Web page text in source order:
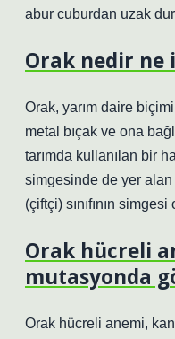
abur cuburdan uzak
Orak nedir ne
Orak, yarım daire
metal bıçak ve ona
tarımda kullanılan bir
simgesinde de yer
(çiftçi) sınıfının simgesi
Orak hücreli
mutasyonda
Orak hücreli anemi,